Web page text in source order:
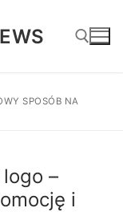
SPOSÓB NA
–
i